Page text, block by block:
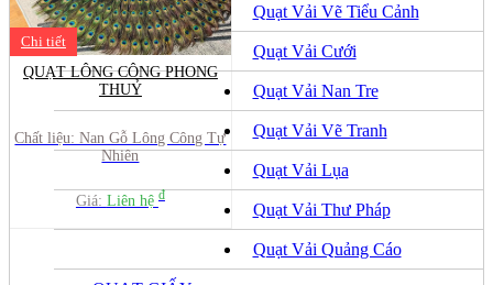
Chi tiết
QUẠT LÔNG CÔNG PHONG
THUỶ
Chất liệu: Nan Gỗ Lông Công Tự
Nhiên
Giá: Liên hệ đ
Quạt Vải Vẽ Tiểu Cảnh
Quạt Vải Cưới
Quạt Vải Nan Tre
Quạt Vải Vẽ Tranh
Quạt Vải Lụa
Quạt Vải Thư Pháp
Quạt Vải Quảng Cáo